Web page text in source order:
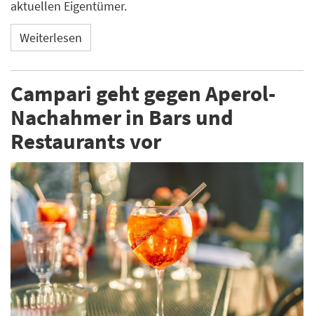
aktuellen Eigentümer.
Weiterlesen
Campari geht gegen Aperol-
Nachahmer in Bars und
Restaurants vor